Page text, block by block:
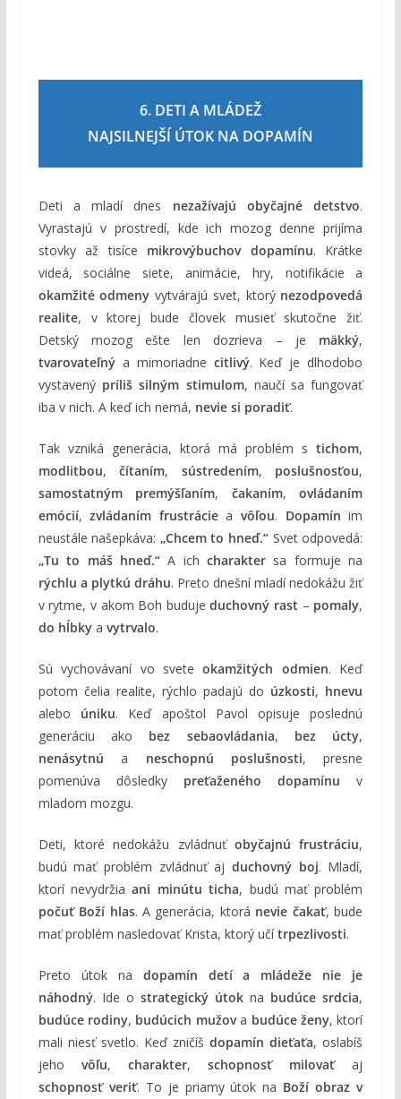
6. DETI A MLÁDEŽ
NAJSILNEJŠÍ ÚTOK NA DOPAMÍN
Deti a mladí dnes nezažívajú obyčajné detstvo.
Vyrastajú v prostredí, kde ich mozog denne prijíma
stovky až tisíce mikrovýbuchov dopamínu. Krátke
videá, sociálne siete, animácie, hry, notifikácie a
okamžité odmeny vytvárajú svet, ktorý nezodpovedá
realite, v ktorej bude človek musieť skutočne žiť.
Detský mozog ešte len dozrieva – je mäkký,
tvarovateľnýa mimoriadne citlivý. Keď je dlhodobo
vystavený príliš silným stimulom, naučí sa fungovať
iba v nich. A keď ich nemá, nevie si poradiť.
Tak vzniká generácia, ktorá má problém stichom,
modlitbou,čítaním, sústredením, poslušnosťou,
samostatným premýšľaním, čakaním,ovládaním
emócií,zvládaním frustrácieavôľou. Dopamín im
neustále našepkáva: „Chcem to hneď.“ Svet odpovedá:
„Tu to máš hneď.“A ichcharakter sa formuje na
rýchlu a plytkú dráhu. Preto dnešní mladí nedokážu žiť
v rytme, v akom Boh budujeduchovný rast – pomaly,
do hĺbkya vytrvalo.
Sú vychovávaní vo sveteokamžitých odmien. Keď
potom čelia realite, rýchlo padajú do úzkosti, hnevu
alebo úniku. Keď apoštol Pavol opisuje poslednú
generáciu ako bez sebaovládania, bez úcty,
nenásytnú a neschopnú poslušnosti, presne
pomenúva dôsledky preťaženého dopamínu v
mladom mozgu.
Deti, ktoré nedokážu zvládnuť obyčajnú frustráciu,
budú mať problém zvládnuť aj duchovný boj. Mladí,
ktorí nevydržiaani minútu ticha, budú mať problém
počuť Boží hlas. A generácia, ktorá nevie čakať, bude
mať problém nasledovať Krista, ktorý učítrpezlivosti.
Preto útok na dopamín detí a mládeže
nie je
náhodný. Ide o strategický útok na budúce srdcia,
budúce rodiny, budúcich mužova budúce ženy, ktorí
mali niesť svetlo. Keď zničíšdopamín dieťaťa, oslabíš
jeho vôľu, charakter,schopnosť milovaťaj
schopnosť veriť. To je priamy útok na Boží obraz v